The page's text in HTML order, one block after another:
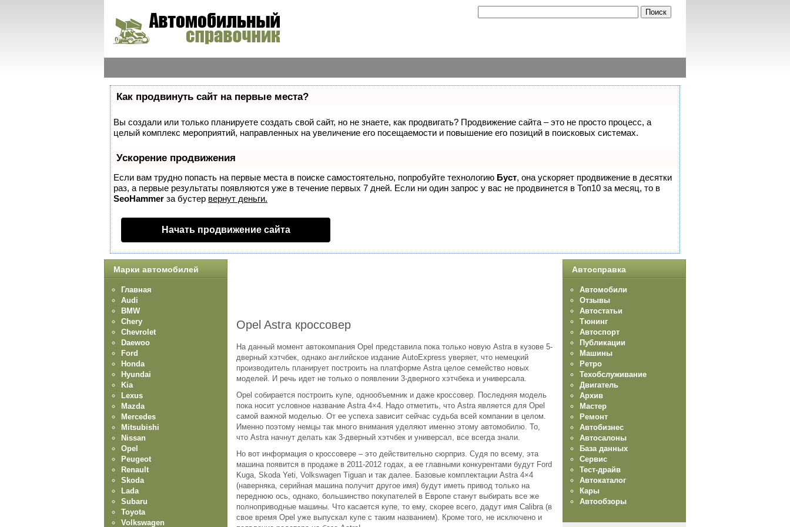
Как продвинуть сайт на первые места?
Вы создали или только планируете создать свой сайт, но не знаете, как продвигать? Продвижение сайта – это не просто процесс, а
целый комплекс мероприятий, направленных на увеличение его посещаемости и повышение его позиций в поисковых системах.
Ускорение продвижения
Если вам трудно попасть на первые места в поиске самостоятельно, попробуйте технологию Буст, она ускоряет продвижение в десятки
раз, а первые результаты появляются уже в течение первых 7 дней. Если ни один запрос у вас не продвинется в Топ10 за месяц, то в
SeoHammer за бустер вернут деньги.
Начать продвижение сайта
Opel Astra кроссовер
На данный момент автокомпания Opel представила пока только новую Astra в кузове 5-
дверный хэтчбек, однако английское издание AutoExpress уверяет, что немецкий
производитель планирует построить на платформе Astra целое семейство новых
моделей. И речь идет не только о появлении 3-дверного хэтчбека и универсала.
Opel собирается построить купе, однообъемник и даже кроссовер. Последняя модель
пока носит условное название Astra 4×4. Надо отметить, что Astra является для Opel
самой важной моделью. От ее успеха зависит сейчас судьба всей компании в целом.
Именно поэтому немцы так много внимания уделяют именно этому автомобилю. То,
что Astra начнут делать как 3-дверный хэтчбек и универсал, все всегда знали.
Но вот информация о кроссовере – это действительно сюрприз. Судя по всему, эта
машина появится в продаже в 2011-2012 годах, а ее главными конкурентами будут Ford
Kuga, Skoda Yeti, Volkswagen Tiguan и так далее. Базовые комплектации Astra 4×4
(наверняка, серийная машина получит другое имя) будут иметь привод только на
переднюю ось, однако, большинство покупателей в Европе станут выбирать все же
полноприводные машины. Что касается купе, то ему, скорее всего, дадут имя Calibra (в
свое время Opel уже выпускал купе с таким названием). Кроме того, не исключено и
Марки автомобилей
Главная
Audi
BMW
Chery
Chevrolet
Daewoo
Ford
Honda
Hyundai
Kia
Lexus
Mazda
Mercedes
Mitsubishi
Nissan
Opel
Peugeot
Renault
Skoda
Lada
Subaru
Toyota
Volkswagen
Автосправка
Автомобили
Отзывы
Автостатьи
Тюнинг
Автоспорт
Публикации
Машины
Ретро
Техобслуживание
Двигатель
Архив
Мастер
Ремонт
Автобизнес
Автосалоны
База данных
Сервис
Тест-драйв
Автокаталог
Кары
Автообзоры